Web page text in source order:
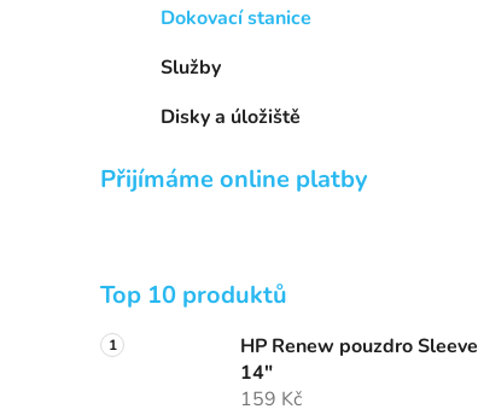
Dokovací stanice
Služby
Disky a úložiště
Přijímáme online platby
Top 10 produktů
HP Renew pouzdro Sleeve
14"
159 Kč